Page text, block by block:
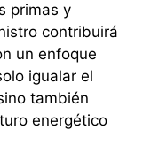
primas y
contribuirá
un enfoque
igualar el
también
energético